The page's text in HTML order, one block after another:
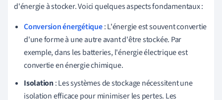
d'énergie à stocker. Voici quelques aspects fondamentaux :
Conversion énergétique: L'énergie est souvent convertie
d'une forme à une autre avant d'être stockée. Par
exemple, dans les batteries, l'énergie électrique est
convertie en énergie chimique.
Isolation: Les systèmes de stockage nécessitent une
isolation efficace pour minimiser les pertes. Les